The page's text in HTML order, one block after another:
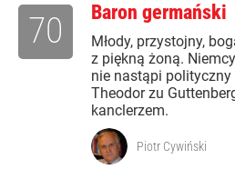
Baron germański
Młody, przystojny,
z piękną żoną.
nie nastąpi
Theodor zu
kanclerzem.
70
Piotr Cywiński